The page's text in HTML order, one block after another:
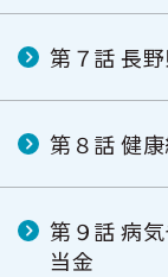
第７話 長
第８話 健
第９話 病
当金